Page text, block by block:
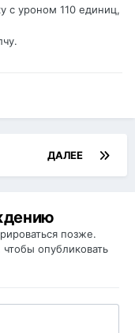
с уроном 110 единиц,
ДАЛЕЕ
позже.
чтобы опубликовать